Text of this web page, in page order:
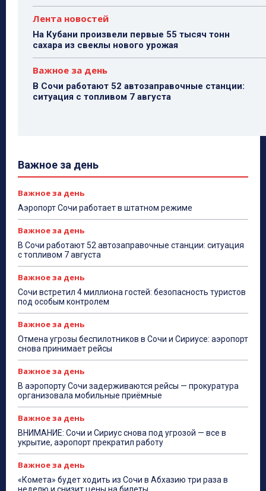
Лента новостей
На Кубани произвели первые 55 тысяч тонн
сахара из свеклы нового урожая
Важное за день
В Сочи работают 52 автозаправочные станции:
ситуация с топливом 7 августа
Важное за день
Важное за день
Аэропорт Сочи работает в штатном режиме
Важное за день
В Сочи работают 52 автозаправочные станции: ситуация
с топливом 7 августа
Важное за день
Сочи встретил 4 миллиона гостей: безопасность туристов
под особым контролем
Важное за день
Отмена угрозы беспилотников в Сочи и Сириусе: аэропорт
снова принимает рейсы
Важное за день
В аэропорту Сочи задерживаются рейсы — прокуратура
организовала мобильные приёмные
Важное за день
ВНИМАНИЕ: Сочи и Сириус снова под угрозой — все в
укрытие, аэропорт прекратил работу
Важное за день
«Комета» будет ходить из Сочи в Абхазию три раза в